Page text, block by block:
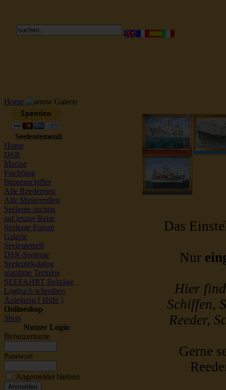
Home Galerie
Seeleutemenü
Home
DSR
Marine
Fischfang
Binnenschiffer
Alle Reedereien
Alle Musterrollen
Seeleute suchen
auf letzter Reise
Seeleute Forum
Galerie
Seeleutetreff
DSR-Seeleute
Seeleutekatalog
maritime Termine
SEEFAHRT Beiträge
Logbuch schreiben
Anleitung [ Hilfe ]
Onlineshop
Shop
Nutzer Login
Benutzername
Passwort
Angemeldet bleiben
Das
Nur
Hier
Schiffen,
Reeder,
Gerne